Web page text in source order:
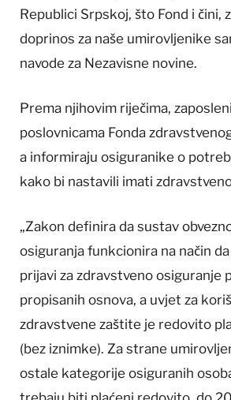
Republici Srpskoj, što Fond i čini,
doprinos za naše umirovljenike
navode za Nezavisne novine.
Prema njihovim riječima,
poslovnicama Fonda
a informiraju osiguranike o
kako bi nastavili imati
„Zakon definira da sustav
osiguranja funkcionira na način
prijavi za zdravstveno osiguranje
propisanih osnova, a uvjet za
zdravstvene zaštite je redovito
(bez iznimke). Za strane
ostale kategorije osiguranih